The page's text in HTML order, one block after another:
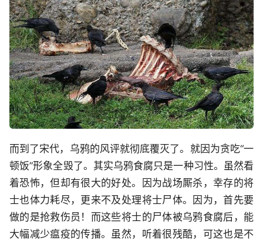
而到了宋代，乌鸦的风评就彻底覆灭了。就因为贪吃“一
顿饭”形象全毁了。其实乌鸦食腐只是一种习性。虽然看
着恐怖，但却有很大的好处。因为战场厮杀，幸存的将
士也体力耗尽，更来不及处理将士尸体。因为，首先要
做的是抢救伤员！而这些将士的尸体被乌鸦食腐后，能
大幅减少瘟疫的传播。虽然，听着很残酷，可这也是不